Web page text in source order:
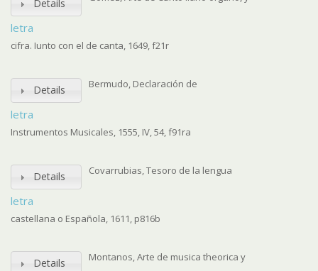
Details
letra
cifra. Iunto con el de canta, 1649, f21r
Details
letra
Bermudo, Declaración de
Instrumentos Musicales, 1555, IV, 54, f91ra
Details
letra
Covarrubias, Tesoro de la lengua
castellana o Española, 1611, p816b
Details Montanos, Arte de musica theorica y